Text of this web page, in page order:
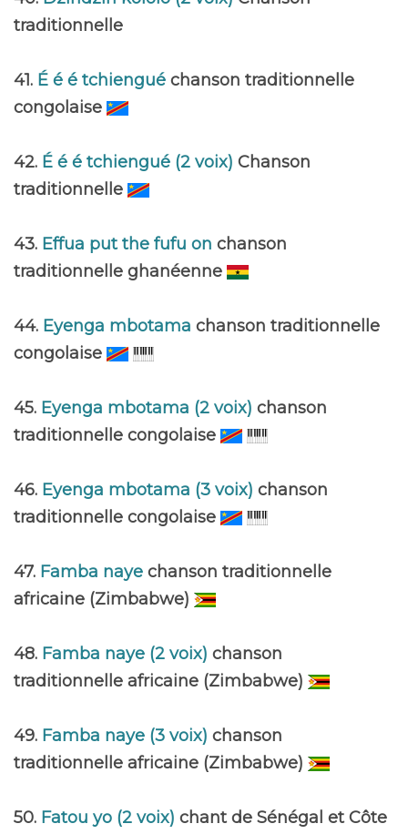
traditionnelle
41. É é é tchiengué chanson traditionnelle
congolaise
42. É é é tchiengué (2 voix) Chanson
traditionnelle
43. Effua put the fufu on chanson
traditionnelle ghanéenne
44. Eyenga mbotama chanson traditionnelle
congolaise
45. Eyenga mbotama (2 voix) chanson
traditionnelle congolaise
46. Eyenga mbotama (3 voix) chanson
traditionnelle congolaise
47. Famba naye chanson traditionnelle
africaine (Zimbabwe)
48. Famba naye (2 voix) chanson
traditionnelle africaine (Zimbabwe)
49. Famba naye (3 voix) chanson
traditionnelle africaine (Zimbabwe)
50. Fatou yo (2 voix) chant de Sénégal et Côte